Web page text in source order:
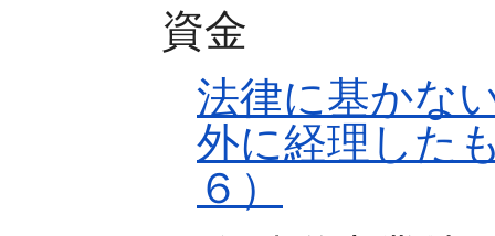
資金
法律に基かな
外に経理した
６）